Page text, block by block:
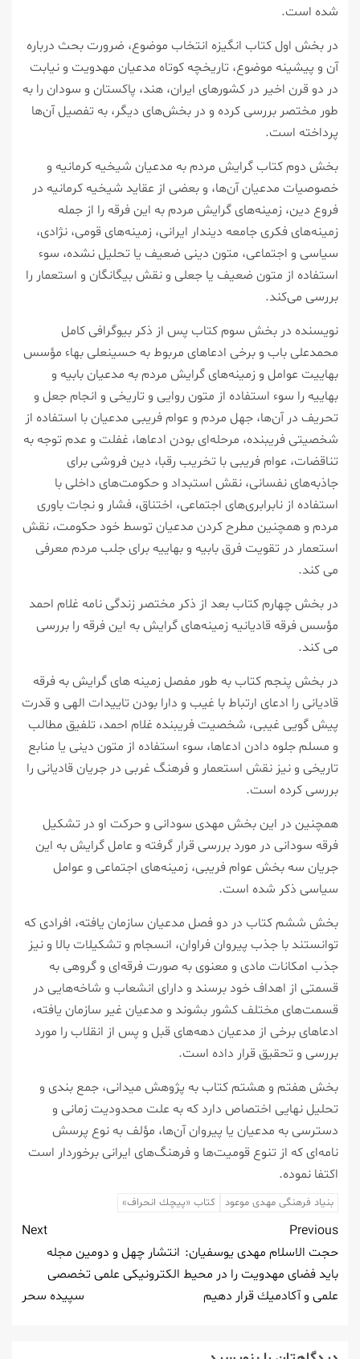
شده است.
در بخش اول كتاب انگیزه انتخاب موضوع، ضرورت بحث درباره
آن و پیشینه موضوع، تاریخچه كوتاه مدعیان مهدویت و نیابت
در دو قرن اخیر در كشورهای ایران، هند، پاكستان و سودان را به
طور مختصر بررسی كرده و در بخش‌های دیگر، به تفصیل آن‌ها
پرداخته است.
بخش دوم كتاب گرایش مردم به مدعیان شیخیه كرمانیه و
خصوصیات مدعیان آن‌ها، و بعضی از عقاید شیخیه كرمانیه در
فروع دین، زمینه‌های گرایش مردم به این فرقه را از جمله
زمینه‌های فكری جامعه دیندار ایرانی، زمینه‌های قومی، نژادی،
سیاسی و اجتماعی، متون دینی ضعیف یا تحلیل نشده، سوء
استفاده از متون ضعیف یا جعلی و نقش بیگانگان و استعمار را
بررسی می‌كند.
نویسنده در بخش سوم كتاب پس از ذكر بیوگرافی كامل
محمدعلی باب و برخی ادعاهای مربوط به حسینعلی بهاء مؤسس
بهاییت عوامل و زمینه‌های گرایش مردم به مدعیان بابیه و
بهاییه را سوء استفاده از متون روایی و تاریخی و انجام جعل و
تحریف در آن‌ها، جهل مردم و عوام فریبی مدعیان با استفاده از
شخصیتی فریبنده، مرحله‌ای بودن ادعاها، غفلت و عدم توجه به
تناقضات، عوام فریبی با تخریب رقبا، دین فروشی برای
جاذبه‌های نفسانی، نقش استبداد و حكومت‌های داخلی با
استفاده از نابرابری‌های اجتماعی، اختناق، فشار و نجات باوری
مردم و همچنین مطرح كردن مدعیان توسط خود حكومت، نقش
استعمار در تقویت فرق بابیه و بهاییه برای جلب مردم معرفی
می كند.
در بخش چهارم كتاب بعد از ذكر مختصر زندگی نامه غلام احمد
مؤسس فرقه قادیانیه زمینه‌های گرایش به این فرقه را بررسی
می كند.
در بخش پنجم كتاب به طور مفصل زمینه های گرایش به فرقه
قادیانی را ادعای ارتباط با غیب و دارا بودن تاییدات الهی و قدرت
پیش گویی غیبی، شخصیت فریبنده غلام احمد، تلفیق مطالب
و مسلم جلوه دادن ادعاها، سوء استفاده از متون دینی یا منابع
تاریخی و نیز نقش استعمار و فرهنگ غربی در جریان قادیانی را
بررسی كرده است.
همچنین در این بخش مهدی سودانی و حركت او در تشكیل
فرقه سودانی در مورد بررسی قرار گرفته و عامل گرایش به این
جریان سه بخش عوام فریبی، زمینه‌های اجتماعی و عوامل
سیاسی ذكر شده است.
بخش ششم كتاب در دو فصل مدعیان سازمان یافته، افرادی كه
توانستند با جذب پیروان فراوان، انسجام و تشكیلات بالا و نیز
جذب امكانات مادی و معنوی به صورت فرقه‌ای و گروهی به
قسمتی از اهداف خود برسند و دارای انشعاب و شاخه‌هایی در
قسمت‌های مختلف كشور بشوند و مدعیان غیر سازمان یافته،
ادعاهای برخی از مدعیان دهه‌های قبل و پس از انقلاب را مورد
بررسی و تحقیق قرار داده است.
بخش هفتم و هشتم كتاب به پژوهش میدانی، جمع بندی و
تحلیل نهایی اختصاص دارد كه به علت محدودیت زمانی و
دسترسی به مدعیان یا پیروان آن‌ها، مؤلف به نوع پرسش
نامه‌ای كه از تنوع قومیت‌ها و فرهنگ‌های ایرانی برخوردار است
اكتفا نموده.
بنیاد فرهنگی مهدی موعود كتاب «پیچك انحراف‌»
Previous
حجت الاسلام مهدی یوسفیان:
باید فضای مهدویت را در محیط
علمی و آكادمیك قرار دهیم
Next
انتشار چهل و دومین مجله
الكترونیكی علمی تخصصی
سپیده سحر